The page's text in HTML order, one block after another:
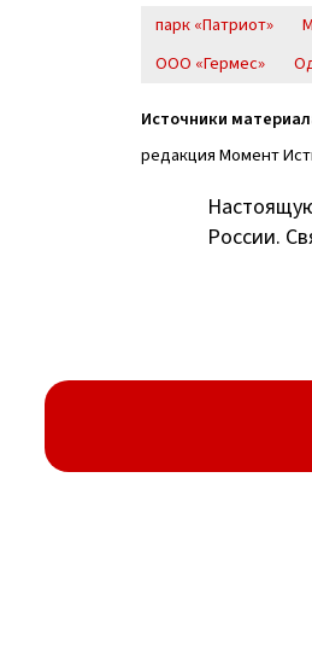
парк «Патриот»
ООО «Гермес»
Источники
редакция Момент
России.